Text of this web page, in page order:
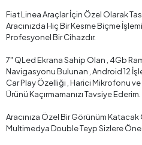
Fiat Linea Araçlar İçin Özel Olarak
Aracınızda Hiç Bir Kesme Biçme
Profesyonel Bir Cihazdır.
7" QLed Ekrana Sahip Olan , 4Gb
Navigasyonu Bulunan , Android 12
Car Play Özelliği , Harici Mikrofonu ve
Ürünü Kaçırmamanızı Tavsiye Ederim.
Aracınıza Özel Bir Görünüm
Multimedya Double Teyp Sizlere